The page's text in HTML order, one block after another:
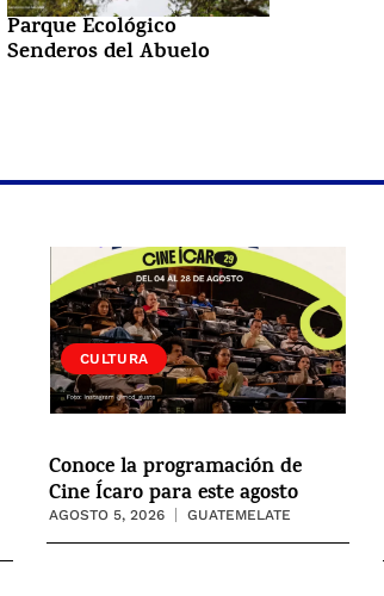
Parque Ecológico
Senderos del Abuelo
CULTURA
Conoce la programación de
Cine Ícaro para este agosto
AGOSTO 5, 2026 GUATEMELATE